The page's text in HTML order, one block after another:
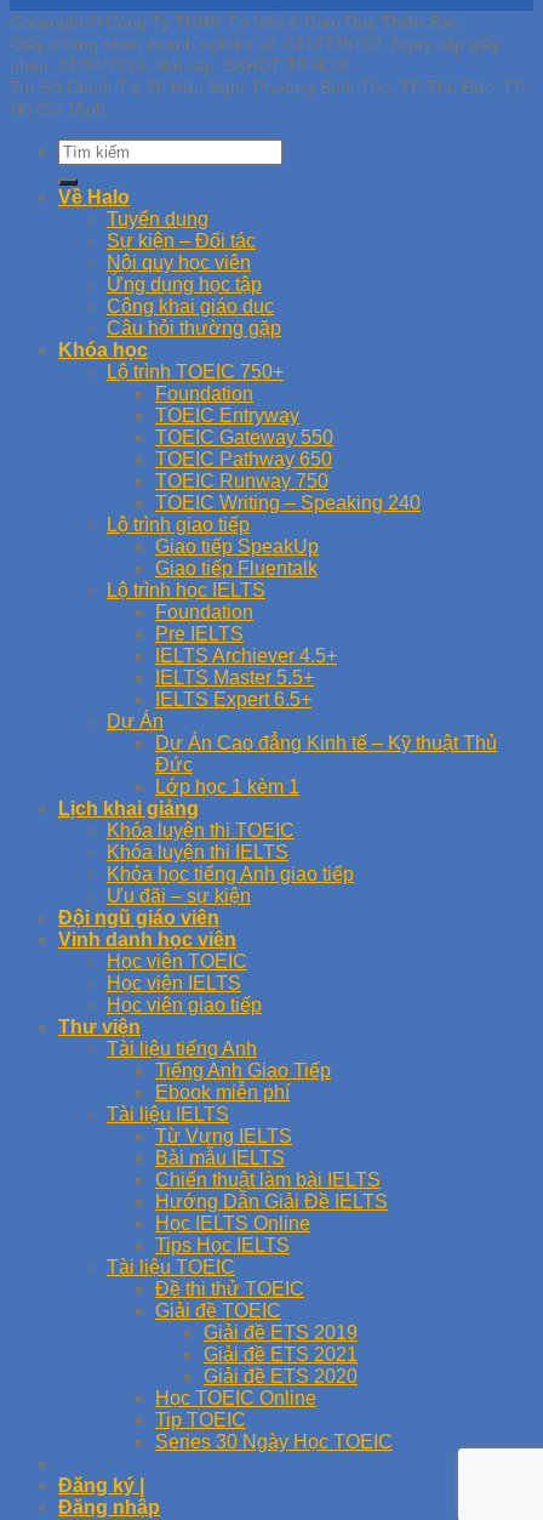
Copyright © Công Ty TNHH Tư Vấn & Giáo Dục Thiên Bảo
Giấy chứng nhận doanh nghiệp số: 0313739102, Ngày cấp giấy
phép: 07/04/2016, Nơi cấp: SKHDT TP.HCM
Trụ Sở Chính Tại 70 Hữu Nghị, Phường Bình Thọ, TP Thủ Đức, TP
Hồ Chí Minh
Về Halo
Tuyển dụng
Sự kiện – Đối tác
Nội quy học viên
Ứng dụng học tập
Công khai giáo dục
Câu hỏi thường gặp
Khóa học
Lộ trình TOEIC 750+
Foundation
TOEIC Entryway
TOEIC Gateway 550
TOEIC Pathway 650
TOEIC Runway 750
TOEIC Writing – Speaking 240
Lộ trình giao tiếp
Giao tiếp SpeakUp
Giao tiếp Fluentalk
Lộ trình học IELTS
Foundation
Pre IELTS
IELTS Archiever 4.5+
IELTS Master 5.5+
IELTS Expert 6.5+
Dự Án
Dự Án Cao đẳng Kinh tế – Kỹ thuật Thủ
Đức
Lớp học 1 kèm 1
Lịch khai giảng
Khóa luyện thi TOEIC
Khóa luyện thi IELTS
Khóa học tiếng Anh giao tiếp
Ưu đãi – sự kiện
Đội ngũ giáo viên
Vinh danh học viên
Học viên TOEIC
Học viên IELTS
Học viên giao tiếp
Thư viện
Tài liệu tiếng Anh
Tiếng Anh Giao Tiếp
Ebook miễn phí
Tài liệu IELTS
Từ Vựng IELTS
Bài mẫu IELTS
Chiến thuật làm bài IELTS
Hướng Dẫn Giải Đề IELTS
Học IELTS Online
Tips Học IELTS
Tài liệu TOEIC
Đề thi thử TOEIC
Giải đề TOEIC
Giải đề ETS 2019
Giải đề ETS 2021
Giải đề ETS 2020
Học TOEIC Online
Tip TOEIC
Series 30 Ngày Học TOEIC
Đăng ký |
Đăng nhập